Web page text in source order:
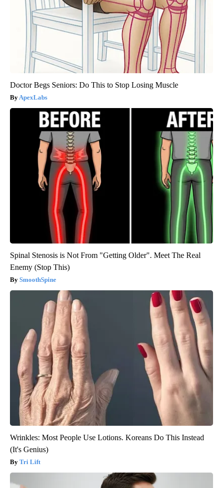
Doctor Begs Seniors: Do This to Stop Losing Muscle
ApexLabs
Spinal Stenosis is Not From "Getting Older". Meet The Real
Enemy (Stop This)
SmoothSpine
Wrinkles: Most People Use Lotions. Koreans Do This Instead
(It's Genius)
Tri Lift